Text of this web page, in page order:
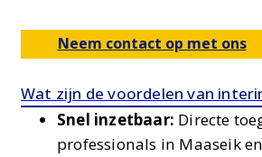
Neem contact op met ons
Wat zijn de voordelen van
Snel inzetbaar: Directe
professionals in Maaseik